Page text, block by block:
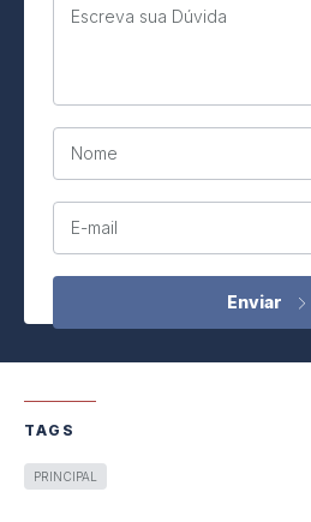
Escreva sua Dúvida
Nome
E-mail
TAGS
PRINCIPAL